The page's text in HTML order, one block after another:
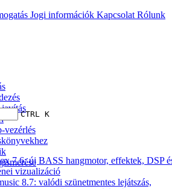
Jogi információk Kapcsolat Rólunk
CTRL K
7.6: új BASS hangmotor, effektek, DSP
vizualizáció
8.7: valódi szünetmentes lejátszás,
vezérlés